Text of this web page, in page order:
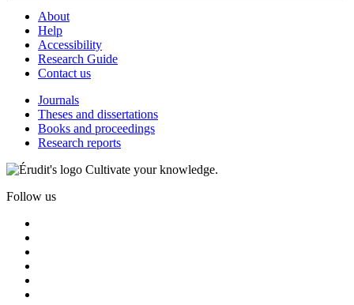
About
Help
Accessibility
Research Guide
Contact us
Journals
Theses and dissertations
Books and proceedings
Research reports
Cultivate your knowledge.
Follow us